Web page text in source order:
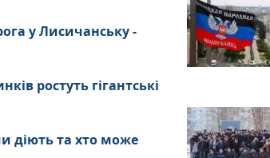
у Лисичанську -
ростуть гігантські
діють та хто може